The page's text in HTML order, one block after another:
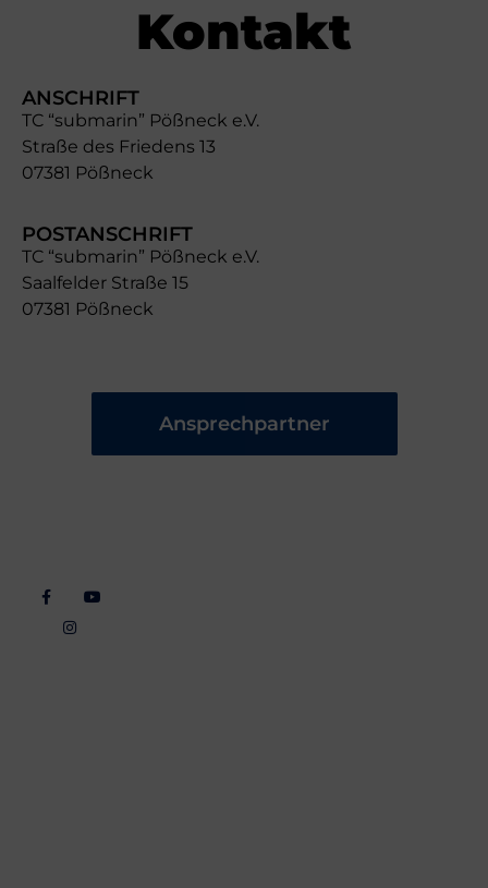
Kontakt
ANSCHRIFT
TC “submarin” Pößneck e.V.
Straße des Friedens 13
07381 Pößneck
POSTANSCHRIFT
TC “submarin” Pößneck e.V.
Saalfelder Straße 15
07381 Pößneck
Ansprechpartner